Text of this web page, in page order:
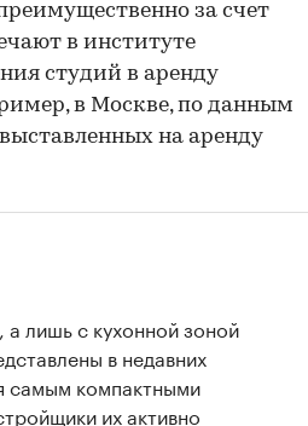
за счет
в институте
студий в аренду
в Москве, по данным
на аренду
а лишь с кухонной зоной
в недавних
самым компактными
их активно